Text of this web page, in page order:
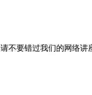
不要错过我们的网络